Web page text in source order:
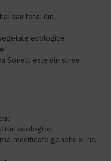
sau total din
ecologice
Sonett este din surse
ecologice
modificate genetic si nici